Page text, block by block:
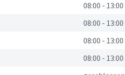
08:00 - 13:00
08:00 - 13:00
08:00 - 13:00
08:00 - 13:00